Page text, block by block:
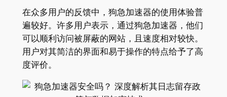
在众多用户的反馈中，狗急加速器的使用体验普
遍较好。许多用户表示，通过狗急加速器，他们
可以顺利访问被屏蔽的网站，且速度相对较快。
用户对其简洁的界面和易于操作的特点给予了高
度评价。